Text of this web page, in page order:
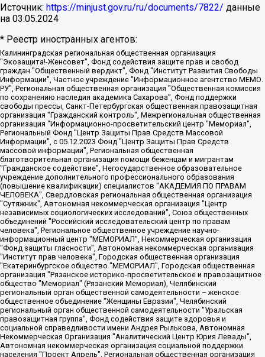
Источник: https://minjust.gov.ru/ru/documents/7822/ данные
на 03.05.2024
* Реестр иностранных агентов:
Калининградская региональная общественная организация "Экозащита!-Женсовет", Фонд содействия защите прав и свобод граждан "Общественный вердикт", Фонд "Институт Развития Свободы Информации", Частное учреждение "Информационное агентство МЕМО. РУ", Региональная общественная организация "Общественная комиссия по сохранению наследия академика Сахарова", Фонд поддержки свободы прессы, Санкт-Петербургская общественная правозащитная организация "Гражданский контроль", Межрегиональная общественная организация "Информационно-просветительский центр "Мемориал", Региональный Фонд "Центр Защиты Прав Средств Массовой Информации", с 05.12.2023 Фонд "Центр Защиты Прав Средств массовой информации", Региональная общественная благотворительная организация помощи беженцам и мигрантам "Гражданское содействие", Негосударственное образовательное учреждение дополнительного профессионального образования (повышение квалификации) специалистов "АКАДЕМИЯ ПО ПРАВАМ ЧЕЛОВЕКА", Свердловская региональная общественная организация "Сутяжник", Автономная некоммерческая организация "Центр независимых социологических исследований", Союз общественных объединений "Российский исследовательский центр по правам человека", Региональное общественное учреждение научно-информационный центр "МЕМОРИАЛ", Некоммерческая организация "Фонд защиты гласности", Автономная некоммерческая организация "Институт прав человека", Городская общественная организация "Екатеринбургское общество "МЕМОРИАЛ", Городская общественная организация "Рязанское историко-просветительское и правозащитное общество "Мемориал" (Рязанский Мемориал), Челябинский региональный орган общественной самодеятельности – женское общественное объединение "Женщины Евразии", Челябинский региональный орган общественной самодеятельности "Уральская правозащитная группа", Фонд содействия защите здоровья и социальной справедливости имени Андрея Рылькова, Автономная Некоммерческая Организация "Аналитический Центр Юрия Левады", Автономная некоммерческая организация социальной поддержки населения "Проект Апрель", Региональная общественная организация помощи женщинам и детям, находящимся в кризисной ситуации "Информационно-методический центр "Анна", Фонд содействия развитию массовых коммуникаций и правовому просвещению "Так-так-Так", Фонд содействия устойчивому развитию "Серебряная тайга", Свердловский региональный общественный фонд социальных проектов "Новое время", "Idel.Реалии", Кавказ.Реалии, Крым.Реалии, Телеканал Настоящее Время, Татаро-башкирская служба Радио Свобода (Azatliq Radiosi), Радио Свободная Европа/Радио Свобода (PCE/PC), "Сибирь.Реалии", "Фактограф", Благотворительный фонд помощи осужденным и их семьям, Автономная некоммерческая организация "Институт глобализации и социальных движений", Фонд "В защиту прав заключенных", Частное учреждение "Центр поддержки и содействия развитию средств массовой информации", Пензенский региональный общественный благотворительный фонд "Гражданский союз", "Север.Реалии", Некоммерческая организация Фонд "Правовая инициатива", Общество с ограниченной ответственностью "Радио Свободная Европа/Радио Свобода", Чешское информационное агентство "MEDIUM-ORIENT", Красноярская региональная общественная организация "Мы против СПИДа", Камалягин Денис Николаевич, Маркелов Сергей Евгеньевич, Пономарев Лев Александрович, Савицкая Людмила Алексеевна, Автономная некоммерческая организация "Центр по работе с проблемой насилия "НАСИЛИЮ.НЕТ", Межрегиональный профессиональный союз работников здравоохранения "Альянс врачей", Юридическое лицо, зарегистрированное в Латвийской Республике, SIA "Medusa Project" (регистрационный номер 40103797863, дата регистрации 10.06.2014), Некоммерческая организация "Фонд по борьбе с коррупцией", Автономная некоммерческая организация "Институт права и публичной политики", Баданин Роман Сергеевич, Гликин Максим Александрович, Железнова Мария Михайловна, Лукьянова Юлия Сергеевна, Маетная Елизавета Витальевна, Маняхин Петр Борисович, Чуракова Ольга Владимировна, Ярош Юлия Петровна, Юридическое лицо "The Insider SIA", зарегистрированное в Риге, Латвийская Республика (дата регистрации 26.06.2015), являющееся администратором доменного имени интернет-издания "The Insider SIA", https://theins.ru, Постернак Алексей Евгеньевич, Рубин Михаил Аркадьевич, Анин Роман Александрович, Юридическое лицо Istories fonds, зарегистрированное в Латвийской Республике (регистрационный номер 50008295751, дата регистрации 24.02.2020), Великовский Дмитрий Александрович, Долинина Ирина Николаевна, Мароховская Алеся Алексеевна, Шлейнов Роман Юрьевич, Шмагун Олеся Валентиновна, Общество с ограниченной ответственностью "Альтаир 2021", Общество с ограниченной ответственностью "Вега 2021", Общество с ограниченной ответственностью "Главный редактор 2021", Общество с ограниченной ответственностью "Ромашки монолит", Важенков Артем Валерьевич, Ивановская областная общественная организация "Центр гендерных исследований", Гурман Юрий Альбертович, Медиапроект "ОВД-Инфо", Егоров Владимир Владимирович, Жилинский Владимир Александрович, Общество с ограниченной ответственностью "ЗП", Иванова София Юрьевна, Карезина Инна Павловна, Кильтау Екатерина Викторовна, Петров Алексей Викторович, Пискунов Сергей Евгеньевич, Смирнов Сергей Сергеевич, Тихонов Михаил Сергеевич, Общество с ограниченной ответственностью "ЖУРНАЛИСТ-ИНОСТРАННЫЙ АГЕНТ", Арапова Галина Юрьевна, Вольтская Татьяна Анатольевна, Американская компания "Mason G.E.S. Anonymous Foundation" (США), являющаяся владельцем интернет-издания https://mnews.world/, Компания "Stichting Bellingcat", зарегистрированная в Нидерландах (дата регистрации 11.07.2018), Захаров Андрей Вячеславович, Клепиковская Екатерина Дмитриевна, Общество с ограниченной ответственностью "МЕМО", Перл Роман Александрович, Симонов Евгений Алексеевич, Соловьева Елена Анатольевна, Сотников Даниил Владимирович, Сурначева Елизавета Дмитриевна, Автономная некоммерческая организация по защите прав человека и информированию населения "Якутия – Наше Мнение", Общество с ограниченной ответственностью "Москоу диджитал медиа", с 26.01.2023 Общество с ограниченной ответственностью "Чайка Белые сады", Ветошкина Валерия Валерьевна, Заговора Максим Александрович, Межрегиональное общественное движение "Российская ЛГБТ - сеть", Оленичев Максим Владимирович, Павлов Иван Юрьевич, Скворцова Елена Сергеевна, Общество с ограниченной ответственностью "Как бы инагент", Кочетков Игорь Викторович, Общество с ограниченной ответственностью "Честные выборы", Еланчик Олег Александрович, Общество с ограниченной ответственностью "Нобелевский призыв", Гималова Регина Эмилевна, Григорьев Андрей Валерьевич, Григорьева Алина Александровна, Ассоциация по содействию защите прав призывников, альтернативнослужащих и военнослужащих "Правозащитная группа "Гражданин.Армия.Право", Хисамова Регина Фаритовна, Автономная некоммерческая организация по реализации социально-правовых программ "Лилит", Дальневосточное общественное движение "Маяк", Санкт-Петербургская ЛГБТ-инициативная группа "Выход", Инициативная группа ЛГБТ+ "Реверс", Алексеев Андрей Викторович, Бекбулатова Таисия Львовна, Беляев Иван Михайлович, Владыкина Елена Сергеевна, Гельман Марат Александрович, Никульшина Вероника Юрьевна, Толоконникова Надежда Андреевна, Шендерович Виктор Анатольевич, Общество с ограниченной ответственностью "Данное сообщение", Общество с ограниченной ответственностью Издательский дом "Новая глава", Айнбиндер Александра Александровна, Московский комьюнити-центр для ЛГБТ+инициатив, Благотворительный фонд развития филантропии, Deutsche Welle (Германия, Kurt-Schumacher-Strasse 3, 53113 Bonn), Борзунова Мария Михайловна, Воробьев Виктор Викторович, Голубева Анна Львовна, Константинова Алла Михайловна, Малкова Ирина Владимировна, Мурадов Мурад Абдулгалимович, Осетинская Елизавета Николаевна, Понасенков Евгений Николаевич, Ганапольский Матвей Юрьевич, Киселев Евгений Алексеевич, Борухович Ирина Григорьевна, Дремин Иван Тимофеевич, Дубровский Дмитрий Викторович, Красноярская региональная общественная организация поддержки и развития альтернативных образовательных технологий и межкультурных коммуникаций "ИНТЕРРА", Маяковская Екатерина Алексеевна, Фейгин Марк Захарович, Филимонов Андрей Викторович, Дзугкоева Регина Николаевна, Доброхотов Роман Александрович, Дудь Юрий Александрович, Елкин Сергей Владимирович, Кругликов Кирилл Игоревич, Сабунаева Мария Леонидовна, Семенов Алексей Владимирович, Шаинян Карен Багратович, Шульман Екатерина Михайловна, Асафьев Артур Валерьевич, Вахштайн Виктор Семенович, Венедиктов Алексей Алексеевич, Лушникова Екатерина Евгеньевна, Волков Леонид Михайлович, Невзоров Александр Глебович, Пархоменко Сергей Борисович, Сироткин Ярослав Николаевич, Кара-Мурза Владимир Владимирович, Баранова Наталья Владимировна, Гозман Леонид Яковлевич, Кагарлицкий Борис Юльевич, Климарев Михаил Валерьевич, Милов Владимир Станиславович, Автономная некоммерческая организация Краснодарский центр современного искусства "Типография", Моргенштерн Алишер Тагирович, Соболь Любовь Эдуардовна, Общество с ограниченной ответственностью "ЛИЗА НОРМ", Каспаров Гарри Кимович, Ходорковский Михаил Борисович, Общество с ограниченной ответственностью "Апрельские тезисы", Данилович Ирина Брониславовна, Кашин Олег Владимирович, Петров Николай Владимирович, Пивоваров Алексей Владимирович, Соколов Михаил Владимирович, Цветкова Юлия Владимировна, Чичваркин Евгений Александрович, Комитет против пыток/Команда против пыток, Общество с ограниченной ответственностью "Первый научный", Общество с ограниченной ответственностью "Вертолет и ко", Белоцерковская Вероника Борисовна, Кац Максим Евгеньевич, Лазарева Татьяна Юрьевна, Шаведдинов Руслан Табризович, Яшин Илья Валерьевич, Общество с ограниченной ответственностью "Иноагент ААВ", Алешковский Дмитрий Петрович, Альбац Евгения Марковна, Быков Дмитрий Львович, Галямина Юлия Евгеньевна, Лойко Сергей Леонидович, Мартынов Кирилл Константинович, Медведев Сергей Александрович, Крашенинников Федор Геннадиевич, Гордеева Катерина Вл